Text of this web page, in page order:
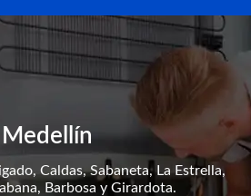
Medellín
Caldas, Sabaneta, La Estrella,
Barbosa y Girardota.